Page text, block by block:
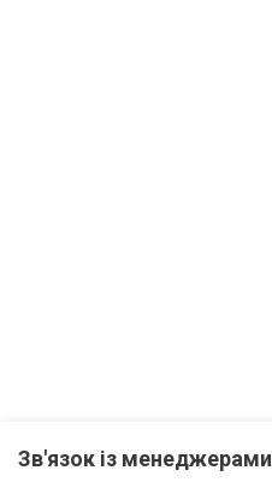
Зв'язок із менеджерами